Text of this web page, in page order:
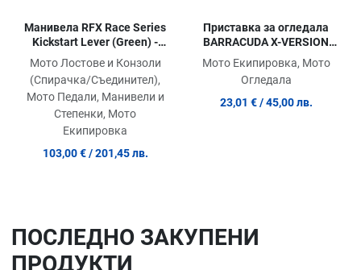
Манивела RFX Race Series
Kickstart Lever (Green) -
Kawasaki KX65 0-25
Мото Лостове и Конзоли
(Спирачка/Съединител),
Мото Педали, Манивели и
Степенки, Мото
Екипировка
103,00 € / 201,45 лв.
Приставка за огледала
BARRACUDA X-VERSION
Мото Екипировка, Мото
Огледала
23,01 € / 45,00 лв.
ПОСЛЕДНO ЗАКУПЕНИ
ПРОДУКТИ